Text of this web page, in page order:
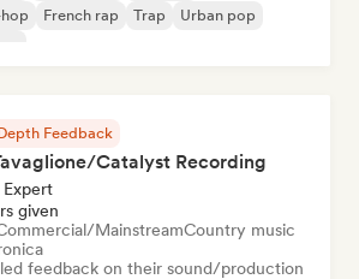
French rap Trap
Urban pop
Feedback
Catalyst Recording
Expert
given
MainstreamCountry music
feedback on their sound/production